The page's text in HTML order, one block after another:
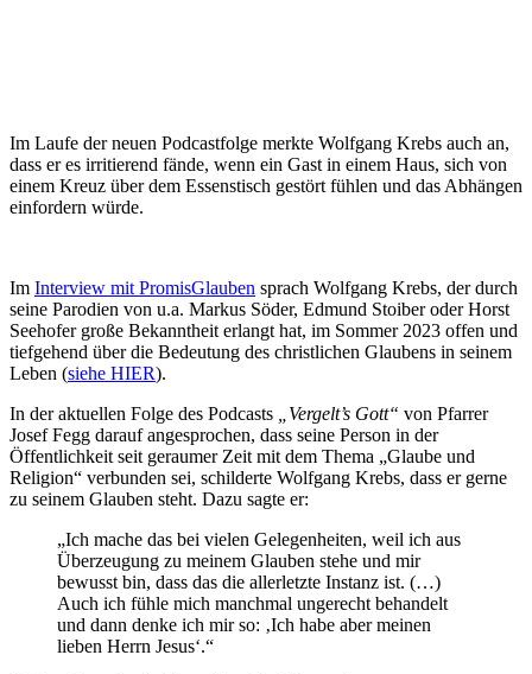
Im Laufe der neuen Podcastfolge merkte Wolfgang Krebs auch an,
dass er es irritierend fände, wenn ein Gast in einem Haus, sich von
einem Kreuz über dem Essenstisch gestört fühlen und das Abhängen
einfordern würde.
Im Interview mit PromisGlauben sprach Wolfgang Krebs, der durch
seine Parodien von u.a. Markus Söder, Edmund Stoiber oder Horst
Seehofer große Bekanntheit erlangt hat, im Sommer 2023 offen und
tiefgehend über die Bedeutung des christlichen Glaubens in seinem
Leben (siehe HIER).
In der aktuellen Folge des Podcasts
„Vergelt’s Gott“ von Pfarrer
Josef Fegg darauf angesprochen, dass seine Person in der
Öffentlichkeit seit geraumer Zeit mit dem Thema „Glaube und
Religion“ verbunden sei, schilderte Wolfgang Krebs, dass er gerne
zu seinem Glauben steht. Dazu sagte er:
„Ich mache das bei vielen Gelegenheiten, weil ich aus
Überzeugung zu meinem Glauben stehe und mir
bewusst bin, dass das die allerletzte Instanz ist. (…)
Auch ich fühle mich manchmal ungerecht behandelt
und dann denke ich mir so: ‚Ich habe aber meinen
lieben Herrn Jesus‘.“